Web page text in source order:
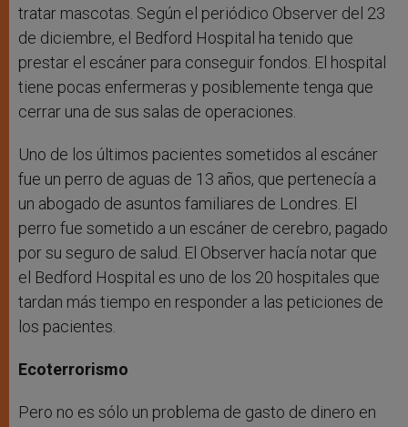
tratar mascotas. Según el periódico Observer del 23
de diciembre, el Bedford Hospital ha tenido que
prestar el escáner para conseguir fondos. El hospital
tiene pocas enfermeras y posiblemente tenga que
cerrar una de sus salas de operaciones.
Uno de los últimos pacientes sometidos al escáner
fue un perro de aguas de 13 años, que pertenecía a
un abogado de asuntos familiares de Londres. El
perro fue sometido a un escáner de cerebro, pagado
por su seguro de salud. El Observer hacía notar que
el Bedford Hospital es uno de los 20 hospitales que
tardan más tiempo en responder a las peticiones de
los pacientes.
Ecoterrorismo
Pero no es sólo un problema de gasto de dinero en